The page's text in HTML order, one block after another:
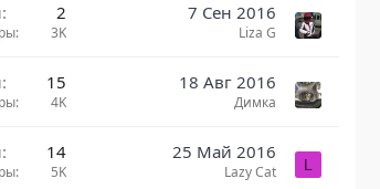
2
3K
7 Сен 2016
Liza G
15
4K
18 Авг 2016
Димка
14
5K
25 Май 2016
Lazy Сat L